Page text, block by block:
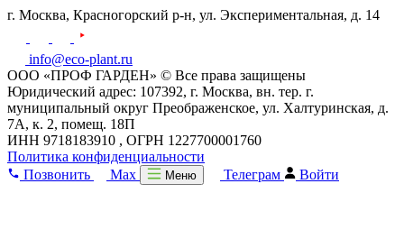
г. Москва, Красногорский р-н, ул. Экспериментальная, д. 14
info@eco-plant.ru
ООО «ПРОФ ГАРДЕН» © Все права защищены
Юридический адрес: 107392, г. Москва, вн. тер. г.
муниципальный округ Преображенское, ул. Халтуринская, д.
7А, к. 2, помещ. 18П
ИНН 9718183910 , ОГРН 1227700001760
Политика конфиденциальности
Позвонить
Max Меню Телеграм Войти